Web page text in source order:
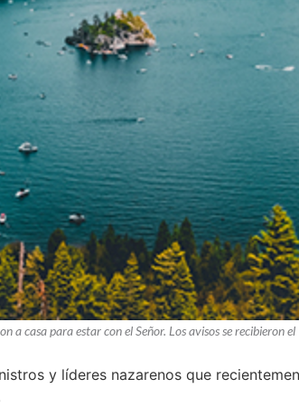
a casa para estar con el Señor. Los avisos se recibieron
y líderes nazarenos que